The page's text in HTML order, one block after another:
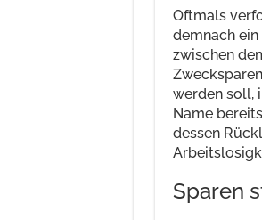
Oftmals
demnach
zwischen
werden soll,
Name
dessen
Sparen